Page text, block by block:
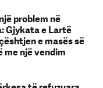
problem në
Gjykata e Lartë
e masës së
me një vendim